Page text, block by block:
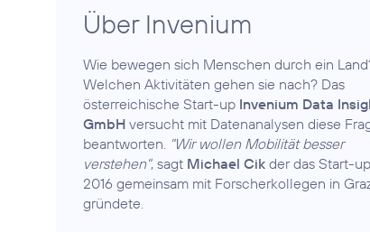
Über Invenium
Wie bewegen sich Menschen durch ein
Welchen Aktivitäten gehen sie nach? Das
österreichische Start-up Invenium Data
GmbH versucht mit Datenanalysen diese
beantworten. "Wir wollen Mobilität besser
verstehen", sagt Michael Cik der das Start-
2016 gemeinsam mit Forscherkollegen in
gründete.